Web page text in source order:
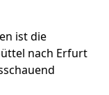
ist die
nach Erfurt